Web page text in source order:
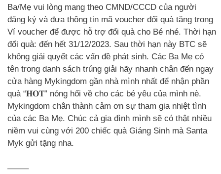
Ba/Mẹ vui lòng mang theo CMND/CCCD của người
đăng ký và đưa thông tin mã voucher đổi quà tặng trong
Ví voucher để được hỗ trợ đổi quà cho Bé nhé. Thời hạn
đổi quà: đến hết 31/12/2023. Sau thời hạn này BTC sẽ
không giải quyết các vấn đề phát sinh. Các Ba Mẹ có
tên trong danh sách trúng giải hãy nhanh chân đến ngay
cửa hàng Mykingdom gần nhà mình nhất để nhận phần
quà “𝐇𝐎𝐓” nóng hổi về cho các bé yêu của mình nè.
Mykingdom chân thành cảm ơn sự tham gia nhiệt tình
của các Ba Mẹ. Chúc cả gia đình mình sẽ có thật nhiều
niềm vui cùng với 200 chiếc quà Giáng Sinh mà Santa
Myk gửi tặng nha.
——–